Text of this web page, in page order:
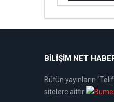
BİLİŞİM NET
Bütün yayınların "Telif
sitelere aittir